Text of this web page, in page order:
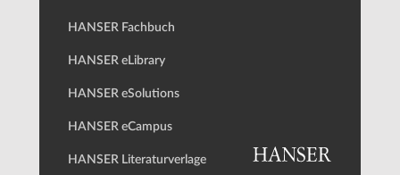
HANSER Fachbuch
HANSER eLibrary
HANSER eSolutions
HANSER eCampus
HANSER Literaturverlage